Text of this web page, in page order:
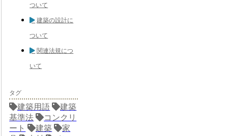
ついて
建築の設計に
ついて
関連法規につ
いて
タグ
建築用語
建築
基準法
コンクリ
ート
建築
家